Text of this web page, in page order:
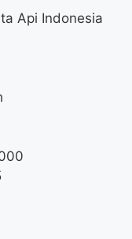
Api Indonesia